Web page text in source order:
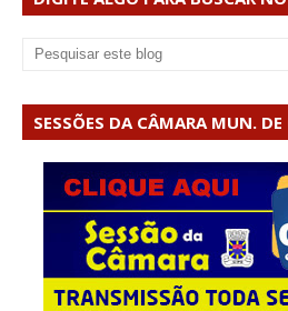
SESSÕES DA CÂMARA MUN. DE